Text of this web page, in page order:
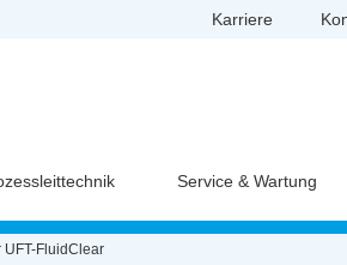
Karriere
Service & Wartung
FluidClear